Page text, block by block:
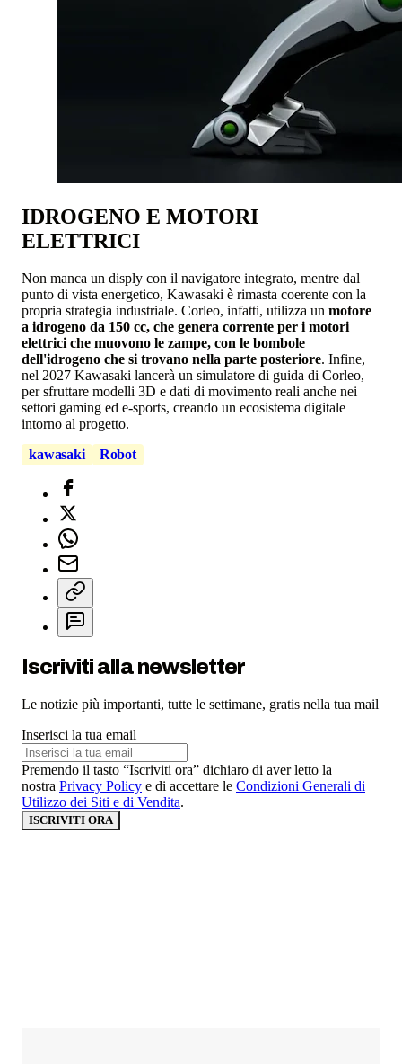
IDROGENO E MOTORI
ELETTRICI
Non manca un disply con il navigatore integrato, mentre dal
punto di vista energetico, Kawasaki è rimasta coerente con la
propria strategia industriale. Corleo, infatti, utilizza un motore
a idrogeno da 150 cc, che genera corrente per i motori
elettrici che muovono le zampe, con le bombole
dell'idrogeno che si trovano nella parte posteriore. Infine,
nel 2027 Kawasaki lancerà un simulatore di guida di Corleo,
per sfruttare modelli 3D e dati di movimento reali anche nei
settori gaming ed e-sports, creando un ecosistema digitale
intorno al progetto.
kawasaki
Robot
Iscriviti alla newsletter
Le notizie più importanti, tutte le settimane, gratis nella tua mail
Inserisci la tua email
Premendo il tasto “Iscriviti ora” dichiaro di aver letto la
nostra Privacy Policy e di accettare le Condizioni Generali di
Utilizzo dei Siti e di Vendita.
ISCRIVITI ORA